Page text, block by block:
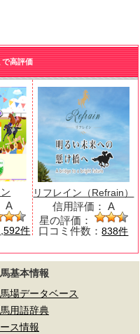
で高評価
A
件
リフレイン（Refrain）
信用評価： A
星の評価：
口コミ件数：838件
基本情報
場データベース
用語辞典
ス情報